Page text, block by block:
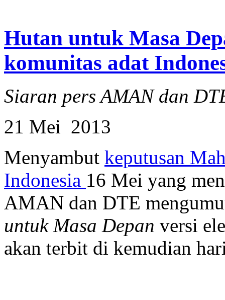
Hutan untuk Masa
komunitas adat
Siaran pers AMAN dan
21 Mei 2013
Menyambut keputusan
Indonesia 16 Mei yang
AMAN dan DTE
untuk Masa Depan versi
akan terbit di kemudian